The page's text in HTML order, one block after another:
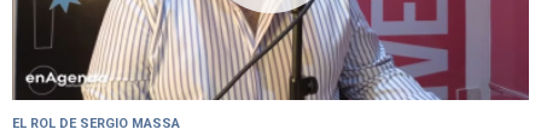
EL ROL DE SERGIO MASSA